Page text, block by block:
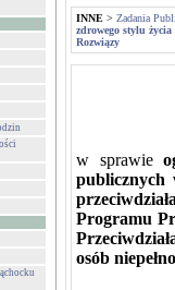
INNE > Zadania
zdrowego stylu
Rozwiązy
w sprawie
publicznych
Programu
osób